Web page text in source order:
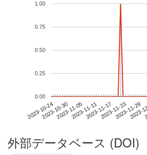
2023-10-242023-10-302023-11-052023-11-112023-11-172023-11-232023-11-29
2023-
0.00
0.25
0.50
0.75
1.00
外部データベース (DOI)